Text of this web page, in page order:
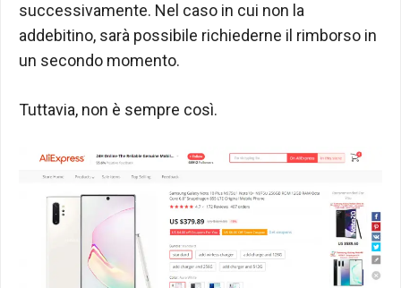
successivamente. Nel caso in cui non la
addebitino, sarà possibile richiederne il rimborso in
un secondo momento.
Tuttavia, non è sempre così.